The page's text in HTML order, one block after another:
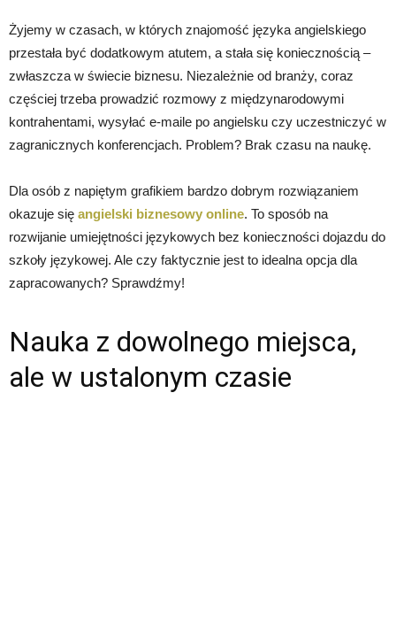
Żyjemy w czasach, w których znajomość języka angielskiego
przestała być dodatkowym atutem, a stała się koniecznością –
zwłaszcza w świecie biznesu. Niezależnie od branży, coraz
częściej trzeba prowadzić rozmowy z międzynarodowymi
kontrahentami, wysyłać e-maile po angielsku czy uczestniczyć w
zagranicznych konferencjach. Problem? Brak czasu na naukę.
Dla osób z napiętym grafikiem bardzo dobrym rozwiązaniem
okazuje się angielski biznesowy online. To sposób na
rozwijanie umiejętności językowych bez konieczności dojazdu do
szkoły językowej. Ale czy faktycznie jest to idealna opcja dla
zapracowanych? Sprawdźmy!
Nauka z dowolnego miejsca,
ale w ustalonym czasie